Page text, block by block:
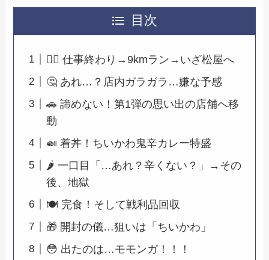
目次
🏃‍♂️ 仕事終わり→9kmラン→いざ松屋へ
🤔 あれ…？店内ガラガラ…嫌な予感
🚗 諦めない！第1弾の思い出の店舗へ移
動
🍛 着丼！ちいかわ鬼辛カレー特盛
🌶 一口目「…あれ？辛くない？」→その
後、地獄
🍽 完食！そして戦利品回収
🎁 開封の儀…狙いは「ちいかわ」
😳 出たのは…モモンガ！！！